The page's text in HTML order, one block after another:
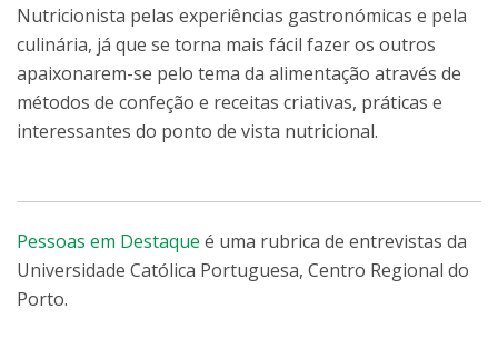
Nutricionista pelas experiências gastronómicas e pela
culinária, já que se torna mais fácil fazer os outros
apaixonarem-se pelo tema da alimentação através de
métodos de confeção e receitas criativas, práticas e
interessantes do ponto de vista nutricional.
Pessoas em Destaque é uma rubrica de entrevistas da
Universidade Católica Portuguesa, Centro Regional do
Porto.